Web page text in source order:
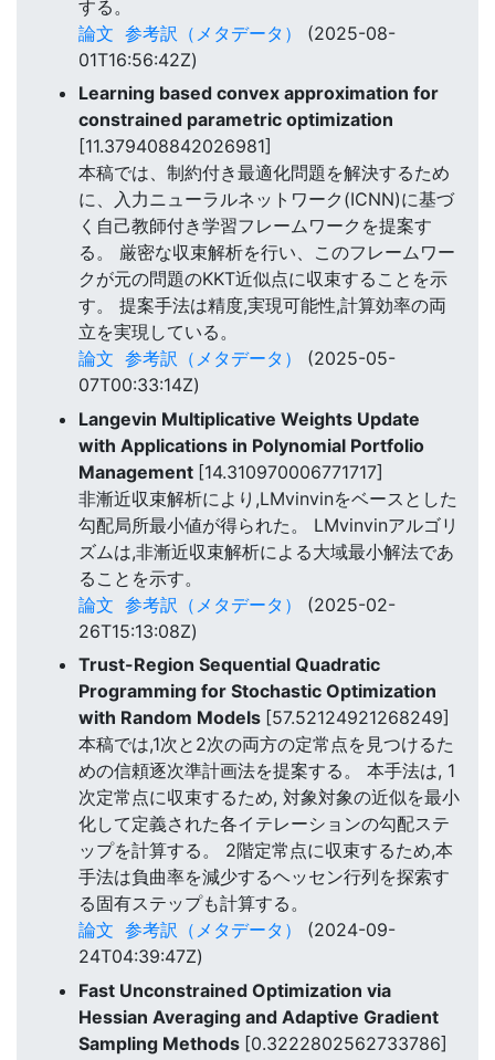
する。
論文 参考訳（メタデータ）
(2025-08-
01T16:56:42Z)
Learning based convex approximation for
constrained parametric optimization
[11.379408842026981]
本稿では、制約付き最適化問題を解決するため
に、入力ニューラルネットワーク(ICNN)に基づ
く自己教師付き学習フレームワークを提案す
る。 厳密な収束解析を行い、このフレームワー
クが元の問題のKKT近似点に収束することを示
す。 提案手法は精度,実現可能性,計算効率の両
立を実現している。
論文 参考訳（メタデータ）
(2025-05-
07T00:33:14Z)
Langevin Multiplicative Weights Update
with Applications in Polynomial Portfolio
Management [14.310970006771717]
非漸近収束解析により,LMvinvinをベースとした
勾配局所最小値が得られた。 LMvinvinアルゴリ
ズムは,非漸近収束解析による大域最小解法であ
ることを示す。
論文 参考訳（メタデータ）
(2025-02-
26T15:13:08Z)
Trust-Region Sequential Quadratic
Programming for Stochastic Optimization
with Random Models [57.52124921268249]
本稿では,1次と2次の両方の定常点を見つけるた
めの信頼逐次準計画法を提案する。 本手法は, 1
次定常点に収束するため, 対象対象の近似を最小
化して定義された各イテレーションの勾配ステ
ップを計算する。 2階定常点に収束するため,本
手法は負曲率を減少するヘッセン行列を探索す
る固有ステップも計算する。
論文 参考訳（メタデータ）
(2024-09-
24T04:39:47Z)
Fast Unconstrained Optimization via
Hessian Averaging and Adaptive Gradient
Sampling Methods [0.3222802562733786]